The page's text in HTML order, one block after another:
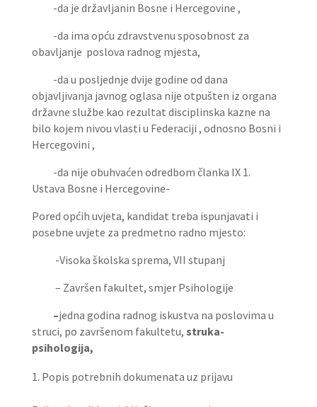
-da je državljanin Bosne i Hercegovine ,
-da ima opću zdravstvenu sposobnost za
obavljanje poslova radnog mjesta,
-da u posljednje dvije godine od dana
objavljivanja javnog oglasa nije otpušten iz organa
državne službe kao rezultat disciplinska kazne na
bilo kojem nivou vlasti u Federaciji , odnosno Bosni i
Hercegovini ,
-da nije obuhvaćen odredbom članka IX 1.
Ustava Bosne i Hercegovine-
Pored općih uvjeta, kandidat treba ispunjavati i
posebne uvjete za predmetno radno mjesto:
-Visoka školska sprema, VII stupanj
– Završen fakultet, smjer Psihologije
–jedna godina radnog iskustva na poslovima u
struci, po završenom fakultetu, struka-
psihologija,
Popis potrebnih dokumenata uz prijavu